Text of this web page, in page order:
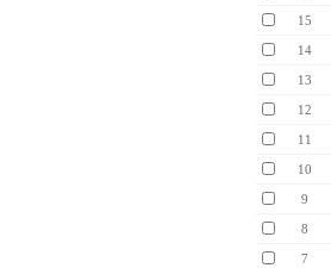
15
14
13
12
11
10
9
8
7